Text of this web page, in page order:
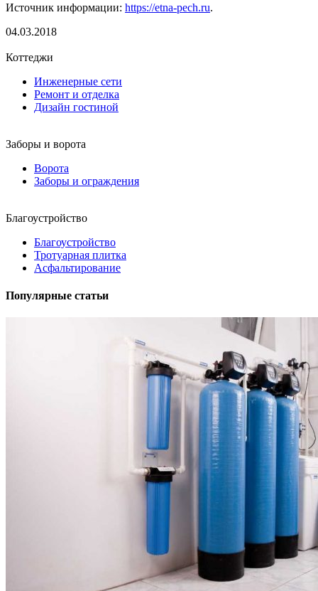
Источник информации: https://etna-pech.ru.
04.03.2018
Коттеджи
Инженерные сети
Ремонт и отделка
Дизайн гостиной
Заборы и ворота
Ворота
Заборы и ограждения
Благоустройство
Благоустройство
Тротуарная плитка
Асфальтирование
Популярные статьи